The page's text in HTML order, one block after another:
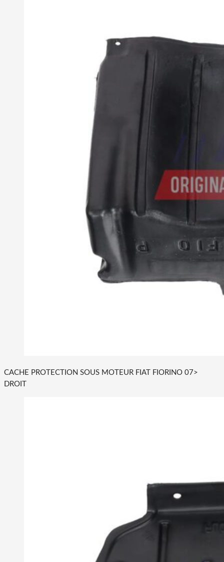
CACHE PROTECTION SOUS MOTEUR FIAT FIORINO 07>
DROIT